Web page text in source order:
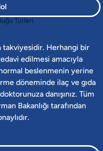
takviyesidir. Herhangi bir
edilmesi amacıyla
beslenmenin yerine
döneminde ilaç ve gıda
danışınız. Tüm
Bakanlığı tarafından